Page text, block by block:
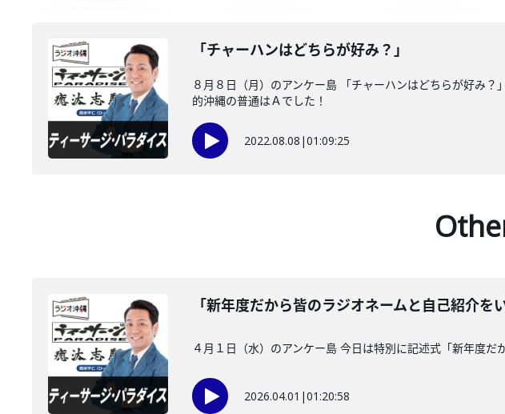
「チャーハンはどちらが好み？」
８月８日（月）のアンケー島 「チャーハンはどちらが好み
的沖縄の普通はＡでした！
2022.08.08 |01:09:25
「新年度だから皆のラジオネームと自己紹介を
４月１日（水）のアンケー島 今日は特別に記述式「新年度
2026.04.01 |01:20:58